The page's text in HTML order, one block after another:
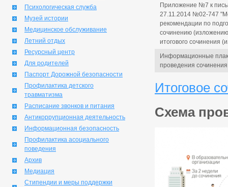
Психологическая служба
Музей истории
Медицинское обслуживание
Летний отдых
Ресурсный центр
Для родителей
Паспорт Дорожной безопасности
Профилактика детского
травматизма
Расписание звонков и питания
Антикоррупционная деятельность
Информационная безопасность
Профилактика асоциального
поведения
Архив
Медиация
Стипендии и меры поддержки
Приложение №7 к
27.11.2014 №02-747
рекомендации по
сочинению
итогового сочинения
Информационные
проведения
Итоговое
Схема